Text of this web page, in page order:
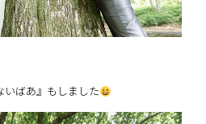
ばあ』もしました